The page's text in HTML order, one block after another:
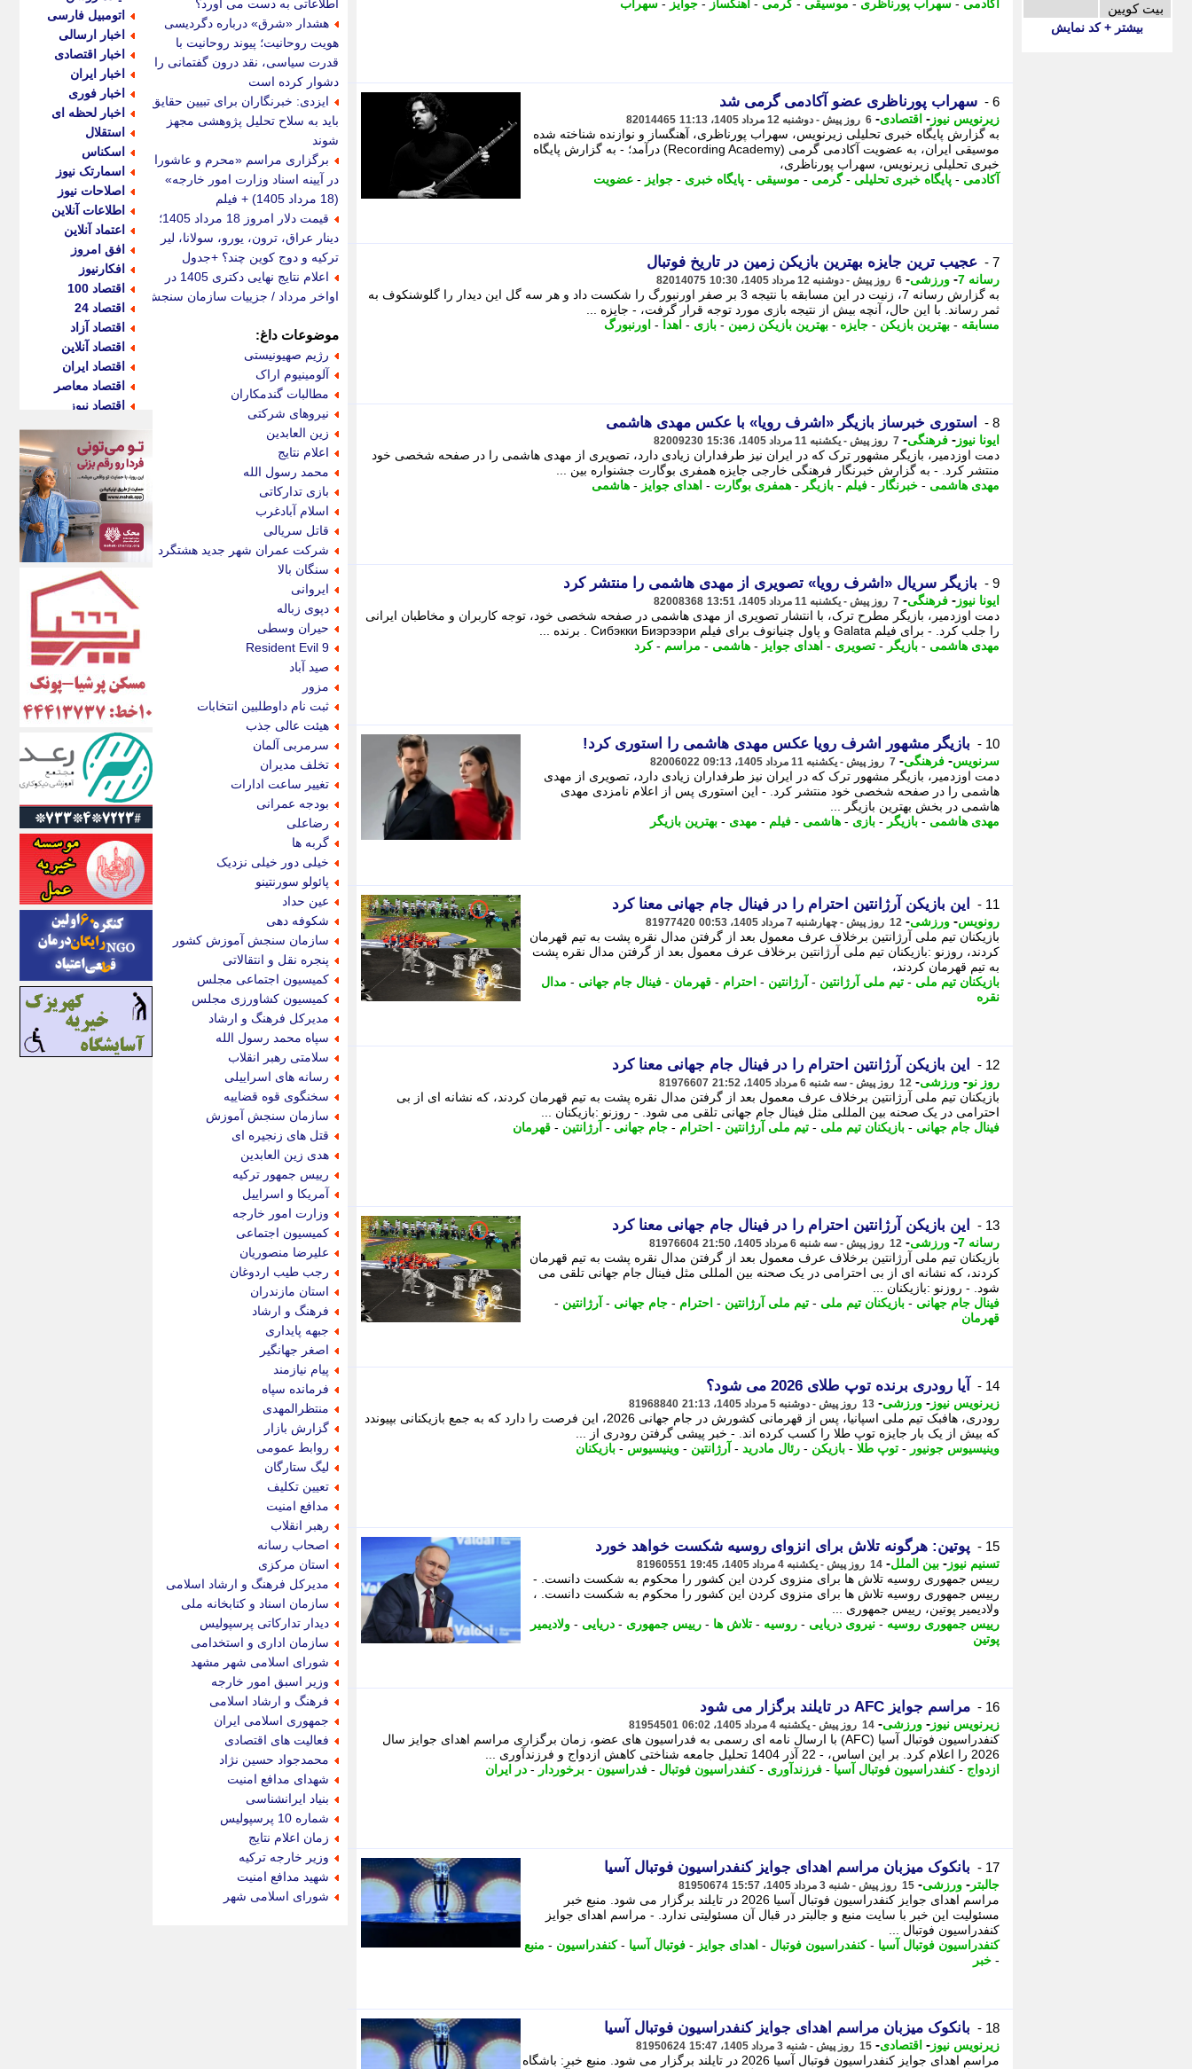
بیت کویین
بیشتر + کد نمایش
آکادمی - سهراب پورناظری - موسیقی -گرمی - آهنگساز - جوایز - سهراب
6 - ​​​​​​​سهراب پورناظری عضو آکادمی گرمی شد
زیرنویس نیوز - اقتصادی- 6 روز پیش - دوشنبه 12 مرداد 1405، 11:13 82014465
به گزارش پایگاه خبری تحلیلی زیرنویس، سهراب پورناظری، آهنگساز و نوازنده شناخته شده
موسیقی ایران، به عضویت آکادمی گرمی (Recording Academy) درآمد؛ - به گزارش پایگاه
خبری تحلیلی زیرنویس، سهراب پورناظری،
آکادمی - پایگاه خبری تحلیلی -گرمی - موسیقی - پایگاه خبری - جوایز - عضویت
7 - عجیب ترین جایزه بهترین بازیکن زمین در تاریخ فوتبال
رسانه 7 - ورزشی- 6 روز پیش - دوشنبه 12 مرداد 1405، 10:30 82014075
به گزارش رسانه 7، زنیت در این مسابقه با نتیجه 3 بر صفر اورنبورگ را شکست داد و هر سه گل این دیدار را گلوشنکوف به
ثمر رساند. با این حال، آنچه بیش از نتیجه بازی مورد توجه قرار گرفت، - جایزه ...
مسابقه - بهترین بازیکن - جایزه - بهترین بازیکن زمین - بازی - اهدا - اورنبورگ
8 - استوری خبرساز بازیگر «اشرف رویا» با عکس مهدی هاشمی
ایونا نیوز - فرهنگی- 7 روز پیش - یکشنبه 11 مرداد 1405، 15:36 82009230
دمت اوزدمیر، بازیگر مشهور ترک که در ایران نیز طرفداران زیادی دارد، تصویری از مهدی هاشمی را در صفحه شخصی خود
منتشر کرد. - به گزارش خبرنگار فرهنگی خارجی جایزه همفری بوگارت جشنواره بین ...
مهدی هاشمی - خبرنگار - فیلم - بازیگر - همفری بوگارت - اهدای جوایز - هاشمی
9 - بازیگر سریال «اشرف رویا» تصویری از مهدی هاشمی را منتشر کرد
ایونا نیوز - فرهنگی- 7 روز پیش - یکشنبه 11 مرداد 1405، 13:51 82008368
دمت اوزدمیر، بازیگر مطرح ترک، با انتشار تصویری از مهدی هاشمی در صفحه شخصی خود، توجه کاربران و مخاطبان ایرانی
را جلب کرد. - برای فیلم Galata و پاول چنیانوف برای فیلم Сибэкки Биэрээри . برنده ...
مهدی هاشمی - بازیگر - تصویری - اهدای جوایز - هاشمی - مراسم -کرد
10 - بازیگر مشهور اشرف رویا عکس مهدی هاشمی را استوری کرد!
سرنویس- فرهنگی- 7 روز پیش - یکشنبه 11 مرداد 1405، 09:13 82006022
دمت اوزدمیر، بازیگر مشهور ترک که در ایران نیز طرفداران زیادی دارد، تصویری از مهدی
هاشمی را در صفحه شخصی خود منتشر کرد. - این استوری پس از اعلام نامزدی مهدی
هاشمی در بخش بهترین بازیگر ...
مهدی هاشمی - بازیگر - بازی - هاشمی - فیلم - مهدی - بهترین بازیگر
11 - این بازیکن آرژانتین احترام را در فینال جام جهانی معنا کرد
رونویس- ورزشی- 12 روز پیش - چهارشنبه 7 مرداد 1405، 00:53 81977420
بازیکنان تیم ملی آرژانتین برخلاف عرف معمول بعد از گرفتن مدال نقره پشت به تیم قهرمان
کردند، روزنو :بازیکنان تیم ملی آرژانتین برخلاف عرف معمول بعد از گرفتن مدال نقره پشت
به تیم قهرمان کردند،
بازیکنان تیم ملی - تیم ملی آرژانتین - آرژانتین - احترام - قهرمان - فینال جام جهانی - مدال
نقره
12 - این بازیکن آرژانتین احترام را در فینال جام جهانی معنا کرد
روز نو- ورزشی- 12 روز پیش - سه شنبه 6 مرداد 1405، 21:52 81976607
بازیکنان تیم ملی آرژانتین برخلاف عرف معمول بعد از گرفتن مدال نقره پشت به تیم قهرمان کردند، که نشانه ای از بی
احترامی در یک صحنه بین المللی مثل فینال جام جهانی تلقی می شود. - روزنو :بازیکنان ...
فینال جام جهانی - بازیکنان تیم ملی - تیم ملی آرژانتین - احترام - جام جهانی - آرژانتین - قهرمان
13 - این بازیکن آرژانتین احترام را در فینال جام جهانی معنا کرد
رسانه 7 - ورزشی- 12 روز پیش - سه شنبه 6 مرداد 1405، 21:50 81976604
بازیکنان تیم ملی آرژانتین برخلاف عرف معمول بعد از گرفتن مدال نقره پشت به تیم قهرمان
کردند، که نشانه ای از بی احترامی در یک صحنه بین المللی مثل فینال جام جهانی تلقی می
شود. - روزنو :بازیکنان ...
فینال جام جهانی - بازیکنان تیم ملی - تیم ملی آرژانتین - احترام - جام جهانی - آرژانتین -
قهرمان
14 - آیا رودری برنده توپ طلای 2026 می شود؟
زیرنویس نیوز - ورزشی- 13 روز پیش - دوشنبه 5 مرداد 1405، 21:13 81968840
رودری، هافبک تیم ملی اسپانیا، پس از قهرمانی کشورش در جام جهانی 2026، این فرصت را دارد که به جمع بازیکنانی بپیوندد
که بیش از یک بار جایزه توپ طلا را کسب کرده اند. - خبر پیشی گرفتن رودری از ...
وینیسیوس جونیور - توپ طلا - بازیکن - رئال مادرید - آرژانتین - وینیسیوس - بازیکنان
15 - پوتین: هرگونه تلاش برای انزوای روسیه شکست خواهد خورد
تسنیم نیوز - بین الملل- 14 روز پیش - یکشنبه 4 مرداد 1405، 19:45 81960551
رییس جمهوری روسیه تلاش ها برای منزوی کردن این کشور را محکوم به شکست دانست. -
رییس جمهوری روسیه تلاش ها برای منزوی کردن این کشور را محکوم به شکست دانست. ،
ولادیمیر پوتین، رییس جمهوری ...
رییس جمهوری روسیه - نیروی دریایی - روسیه - تلاش ها - رییس جمهوری - دریایی - ولادیمیر
پوتین
16 - مراسم جوایز AFC در تایلند برگزار می شود
زیرنویس نیوز - ورزشی- 14 روز پیش - یکشنبه 4 مرداد 1405، 06:02 81954501
کنفدراسیون فوتبال آسیا (AFC) با ارسال نامه ای رسمی به فدراسیون های عضو، زمان برگزاری مراسم اهدای جوایز سال
2026 را اعلام کرد. بر این اساس، - 22 آذر 1404 تحلیل جامعه شناختی کاهش ازدواج و فرزندآوری ...
ازدواج -کنفدراسیون فوتبال آسیا - فرزندآوری -کنفدراسیون فوتبال - فدراسیون - برخوردار - در ایران
17 - بانکوک میزبان مراسم اهدای جوایز کنفدراسیون فوتبال آسیا
جالبتر - ورزشی- 15 روز پیش - شنبه 3 مرداد 1405، 15:57 81950674
مراسم اهدای جوایز کنفدراسیون فوتبال آسیا 2026 در تایلند برگزار می شود. منبع خبر
مسئولیت این خبر با سایت منبع و جالبتر در قبال آن مسئولیتی ندارد. - مراسم اهدای جوایز
کنفدراسیون فوتبال ...
کنفدراسیون فوتبال آسیا -کنفدراسیون فوتبال - اهدای جوایز - فوتبال آسیا -کنفدراسیون - منبع
- خبر
18 - بانکوک میزبان مراسم اهدای جوایز کنفدراسیون فوتبال آسیا
زیرنویس نیوز - اقتصادی- 15 روز پیش - شنبه 3 مرداد 1405، 15:47 81950624
مراسم اهدای جوایز کنفدراسیون فوتبال آسیا 2026 در تایلند برگزار می شود. منبع خبر: باشگاه
اطلاعاتی به دست می آورد؟
هشدار «شرق» درباره دگردیسی
هویت روحانیت؛ پیوند روحانیت با
قدرت سیاسی، نقد درون گفتمانی را
دشوار کرده است
ایزدی: خبرنگاران برای تبیین حقایق
باید به سلاح تحلیل پژوهشی مجهز
شوند
برگزاری مراسم «محرم و عاشورا
در آیینه اسناد وزارت امور خارجه»
(18 مرداد 1405) + فیلم
قیمت دلار امروز 18 مرداد 1405؛
دینار عراق، ترون، یورو، سولانا، لیر
ترکیه و دوج کوین چند؟ +جدول
اعلام نتایج نهایی دکتری 1405 در
اواخر مرداد / جزییات سازمان سنجش
موضوعات داغ:
رژیم صهیونیستی
آلومینیوم اراک
مطالبات گندمکاران
نیروهای شرکتی
زین العابدین
اعلام نتایج
محمد رسول الله
بازی تدارکاتی
اسلام آبادغرب
قاتل سریالی
شرکت عمران شهر جدید هشتگرد
سنگان بالا
ایروانی
دپوی زباله
حیران وسطی
Resident Evil 9
صید آباد
مزور
ثبت نام داوطلبین انتخابات
هیئت عالی جذب
سرمربی آلمان
تخلف مدیران
تغییر ساعت ادارات
بودجه عمرانی
رضاعلی
گربه ها
خیلی دور خیلی نزدیک
پائولو سورنتینو
عین حداد
شکوفه دهی
سازمان سنجش آموزش کشور
پنجره نقل و انتقالاتی
کمیسیون اجتماعی مجلس
کمیسیون کشاورزی مجلس
مدیرکل فرهنگ و ارشاد
سپاه محمد رسول الله
سلامتی رهبر انقلاب
رسانه های اسراییلی
سخنگوی قوه قضاییه
سازمان سنجش آموزش
قتل های زنجیره ای
هدی زین العابدین
رییس جمهور ترکیه
آمریکا و اسراییل
وزارت امور خارجه
کمیسیون اجتماعی
علیرضا منصوریان
رجب طیب اردوغان
استان مازندران
فرهنگ و ارشاد
جبهه پایداری
اصغر جهانگیر
پیام نیازمند
فرمانده سپاه
منتظرالمهدی
گزارش بازار
روابط عمومی
لیگ ستارگان
تعیین تکلیف
مدافع امنیت
رهبر انقلاب
اصحاب رسانه
استان مرکزی
مدیرکل فرهنگ و ارشاد اسلامی
سازمان اسناد و کتابخانه ملی
دیدار تدارکاتی پرسپولیس
سازمان اداری و استخدامی
شورای اسلامی شهر مشهد
وزیر اسبق امور خارجه
فرهنگ و ارشاد اسلامی
جمهوری اسلامی ایران
فعالیت های اقتصادی
محمدجواد حسین نژاد
شهدای مدافع امنیت
بنیاد ایرانشناسی
شماره 10 پرسپولیس
زمان اعلام نتایج
وزیر خارجه ترکیه
شهید مدافع امنیت
شورای اسلامی شهر
اتومبیل فارسی
اخبار ارسالی
اخبار اقتصادی
اخبار ایران
اخبار فوری
اخبار لحظه ای
استقلال
اسکناس
اسمارتک نیوز
اصلاحات نیوز
اطلاعات آنلاین
اعتماد آنلاین
افق امروز
افکارنیوز
اقتصاد 100
اقتصاد 24
اقتصاد آزاد
اقتصاد آنلاین
اقتصاد ایران
اقتصاد معاصر
اقتصاد نیوز
اکوفارس
اکونگار
اکونیوز
الف
انتشار آنلاین
اندیشه قرن
اندیشه معاصر
اندیشه ها
انرژی پرس
ای استخدام
ایتنا
ایراف
ایران آرت
ایران آنلاین
ایران زندگی
ایران فوری
ایرانی روز
ایرانیتال
ایرنا
ایسکانیوز
ایسنا
ایکنا
ایلنا
اینتیتر
ایونا نیوز
بازتاب آنلاین
باشگاه خبرنگاران
باغستان نیوز
بامبوک
ببین و بخون
بدینسان
بنکر